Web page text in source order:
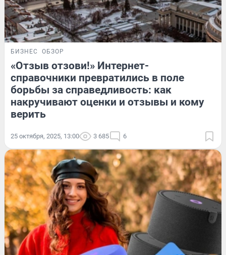
БИЗНЕС ОБЗОР
«Отзыв отзови!» Интернет-
справочники превратились в поле
борьбы за справедливость: как
накручивают оценки и отзывы и кому
верить
25 октября, 2025, 13:00 3 685 6